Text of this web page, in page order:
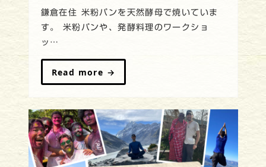
鎌倉在住 米粉パンを天然酵母で焼いていま
す。 米粉パンや、発酵料理のワークショ
ッ…
Read more →